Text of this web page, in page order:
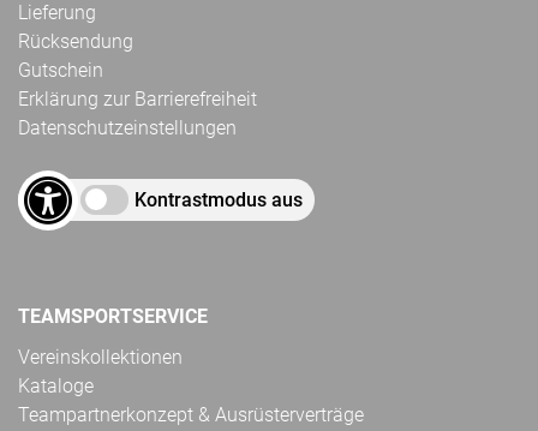
Lieferung
Rücksendung
Gutschein
Erklärung zur Barrierefreiheit
Datenschutzeinstellungen
Kontrastmodus aus
TEAMSPORTSERVICE
Vereinskollektionen
Kataloge
Teampartnerkonzept & Ausrüsterverträge